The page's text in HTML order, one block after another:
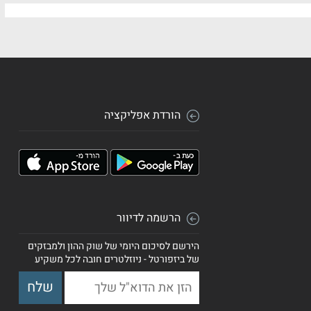
הורדת אפליקציה
הרשמה לדיוור
הירשם לסיכום היומי של שוק ההון ולמבזקים
של ביזפורטל - ניוזלטרים חובה לכל משקיע